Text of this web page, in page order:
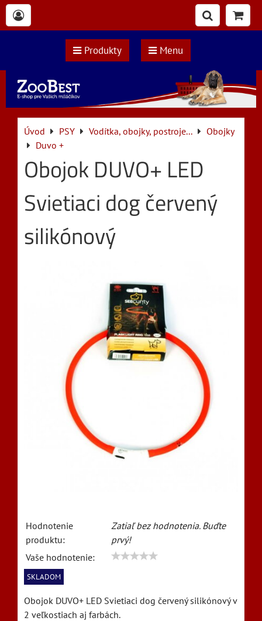
Produkty Menu
Úvod PSY Vodítka, obojky, postroje...
Obojky
Duvo +
Obojok DUVO+ LED
Svietiaci dog červený
silikónový
Hodnotenie
produktu:
Zatiaľ bez hodnotenia. Buďte
prvý!
Vaše hodnotenie:
SKLADOM
Obojok DUVO+ LED Svietiaci dog červený silikónový v
2 veľkostiach aj farbách.